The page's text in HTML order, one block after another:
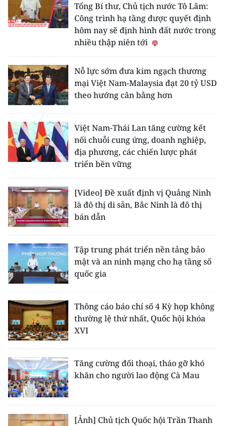
Tổng Bí thư, Chủ tịch nước Tô Lâm:
Công trình hạ tầng được quyết định
hôm nay sẽ định hình đất nước trong
nhiều thập niên tới
Nỗ lực sớm đưa kim ngạch thương
mại Việt Nam-Malaysia đạt 20 tỷ USD
theo hướng cân bằng hơn
Việt Nam-Thái Lan tăng cường kết
nối chuỗi cung ứng, doanh nghiệp,
địa phương, các chiến lược phát
triển bền vững
[Video] Đề xuất định vị Quảng Ninh
là đô thị di sản, Bắc Ninh là đô thị
bán dẫn
Tập trung phát triển nền tảng bảo
mật và an ninh mạng cho hạ tầng số
quốc gia
Thông cáo báo chí số 4 Kỳ họp không
thường lệ thứ nhất, Quốc hội khóa
XVI
Tăng cường đối thoại, tháo gỡ khó
khăn cho người lao động Cà Mau
[Ảnh] Chủ tịch Quốc hội Trần Thanh